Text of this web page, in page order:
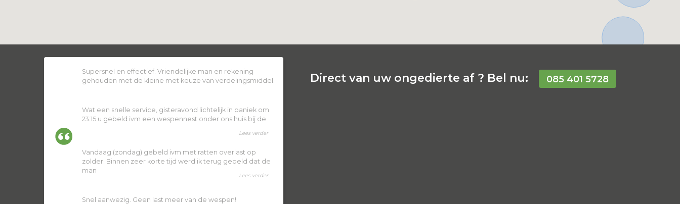
Supersnel en effectief. Vriendelijke man en rekening
gehouden met de kleine met keuze van verdelingsmiddel.
Wat een snelle service, gisteravond lichtelijk in paniek om
23:15 u gebeld ivm een wespennest onder ons huis bij de
Lees verder
Vandaag (zondag) gebeld ivm met ratten overlast op
zolder. Binnen zeer korte tijd werd ik terug gebeld dat de
man
Lees verder
Snel aanwezig. Geen last meer van de wespen!
Direct van uw ongedierte af ? Bel nu: 085 401 5728